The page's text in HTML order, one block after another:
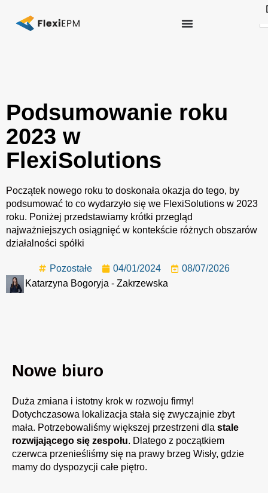
Podsumowanie roku
2023 w
FlexiSolutions
Początek nowego roku to doskonała okazja do tego, by
podsumować to co wydarzyło się we FlexiSolutions w 2023
roku. Poniżej przedstawiamy krótki przegląd
najważniejszych osiągnięć w kontekście różnych obszarów
działalności spółki
Pozostałe 04/01/2024
08/07/2026
Katarzyna Bogoryja - Zakrzewska
Nowe biuro
Duża zmiana i istotny krok w rozwoju firmy!
Dotychczasowa lokalizacja stała się zwyczajnie zbyt
mała. Potrzebowaliśmy większej przestrzeni dla stale
rozwijającego się zespołu. Dlatego z początkiem
czerwca przenieśliśmy się na prawy brzeg Wisły, gdzie
mamy do dyspozycji całe piętro.